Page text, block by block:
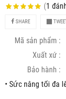
(1
SHARE
Mã sản phẩm :
Xuất xứ :
Bảo hành :
• Sức nâng tối đa